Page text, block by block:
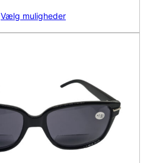
Vælg muligheder